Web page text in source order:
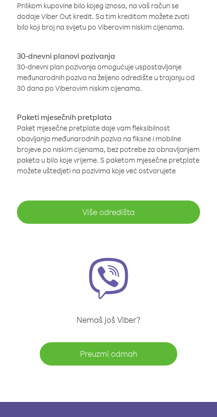
Prilikom kupovine bilo kojeg iznosa, na vaš račun se
dodaje Viber Out kredit. Sa tim kreditom možete zvati
bilo koji broj na svijetu po Viberovim niskim cijenama.
30-dnevni planovi pozivanja
30-dnevni plan pozivanja omogućuje uspostavljanje
međunarodnih poziva na željeno odredište u trajanju od
30 dana po Viberovim niskim cijenama.
Paketi mjesečnih pretplata
Paket mjesečne pretplate daje vam fleksibilnost
obavljanja međunarodnih poziva na fiksne i mobilne
brojeve po niskim cijenama, bez potrebe za obnavljanjem
paketa u bilo koje vrijeme. S paketom mjesečne pretplate
možete uštedjeti na pozivima koje već ostvarujete
Više odredišta
Nemaš još Viber?
Preuzmi odmah